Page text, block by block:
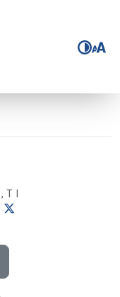
PAULINI
I
udostępnij na Facebooku